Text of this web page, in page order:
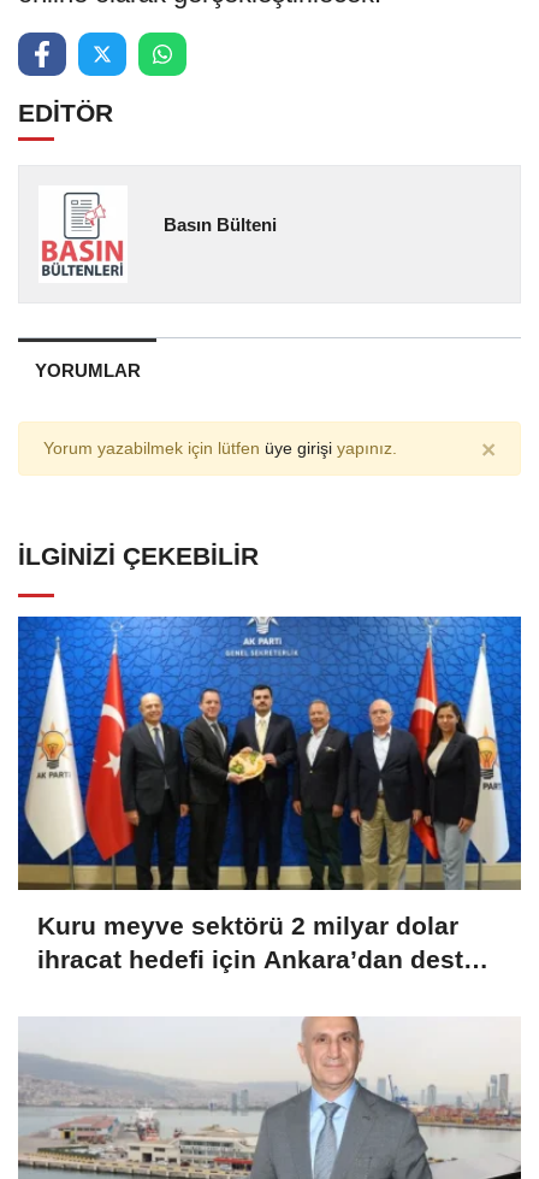
EDİTÖR
Basın Bülteni
YORUMLAR
Yorum yazabilmek için lütfen üye girişi yapınız. ×
İLGINIZI ÇEKEBILIR
Kuru meyve sektörü 2 milyar dolar
ihracat hedefi için Ankara’dan destek